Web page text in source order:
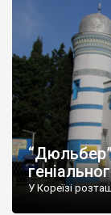
У Кореїзі